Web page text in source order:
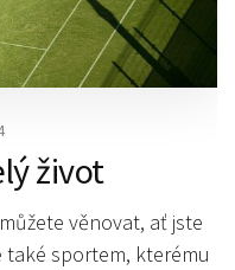
život
věnovat, ať jste
sportem, kterému